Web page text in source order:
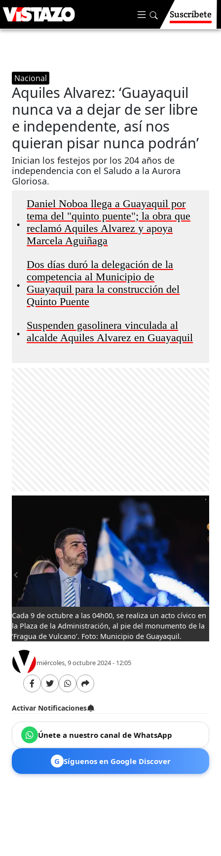
Suscríbete
Nacional
Aquiles Alvarez: ‘Guayaquil
nunca va a dejar de ser libre
e independente, así nos
quieran pisar nunca podrán’
Inician los festejos por los 204 años de
independencia con el Saludo a la Aurora
Gloriosa.
•
Daniel Noboa llega a Guayaquil por
tema del "quinto puente"; la obra que
reclamó Aquiles Alvarez y apoya
Marcela Aguiñaga
•
Dos días duró la delegación de la
competencia al Municipio de
Guayaquil para la construcción del
Quinto Puente
•
Suspenden gasolinera vinculada al
alcalde Aquiles Alvarez en Guayaquil
Cada 9 de octubre a las 04h00, se realiza un acto cívico en
la Plaza de la Administración, al pie del monumento de la
‘Fragua de Vulcano’. Foto: Municipio de Guayaquil.
miércoles, 9 octubre 2024 - 12:05
Activar Notificaciones
Únete a nuestro canal de WhatsApp
G Síguenos en Google Discover